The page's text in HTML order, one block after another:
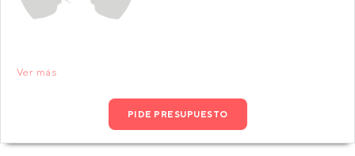
Ver más
PIDE PRESUPUESTO